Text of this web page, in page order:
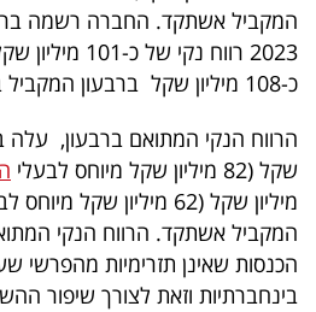
המקביל אשתקד. החברה רשמה
2023 רווח נקי
כ-108 מיליון שקל ברבעון המקביל בשנת 2022.
שקל (82 מיליון שקל מיוחס לבעלי
מיליון שקל (62 מיליון
המקביל אשתקד. הרווח הנקי
הכנסות שאינן תזרימיות מהפרשי
בינחברתיות וזאת לצורך שיפור